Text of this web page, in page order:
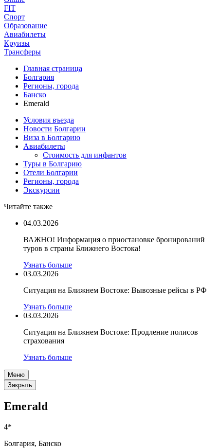
FIT
Спорт
Образование
Авиабилеты
Круизы
Трансферы
Главная страница
Болгария
Регионы, города
Банско
Emerald
Условия въезда
Новости Болгарии
Виза в Болгарию
Авиабилеты
Стоимость для инфантов
Туры в Болгарию
Отели Болгарии
Регионы, города
Экскурсии
Читайте также
04.03.2026
ВАЖНО! Информация о приостановке бронирований
туров в страны Ближнего Востока!
Узнать больше
03.03.2026
Ситуация на Ближнем Востоке: Вывозные рейсы в РФ
Узнать больше
03.03.2026
Ситуация на Ближнем Востоке: Продление полисов
страхования
Узнать больше
Меню
Закрыть
Emerald
4*
Болгария, Банско